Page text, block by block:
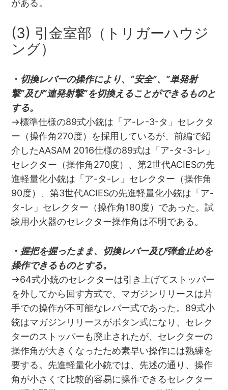
がある。
(3) 引金室部（トリガーハウジ
ング）
・ 切換レバーの操作により、”安全”、”単発射
撃”及び”連発射撃”を切換えることができるものと
する。
→標準仕様の89式小銃は「ア-レ-3-タ」セレクタ
ー（操作角270度）を採用しているが、前編で紹
介したAASAM 2016仕様の89式は「ア-タ-3-レ」
セレクター（操作角270度）、第2世代ACIESの先
進軽量化小銃は「ア-タ-レ」セレクター（操作角
90度）、第3世代ACIESの先進軽量化小銃は「ア-
タ-レ」セレクター（操作角180度）であった。試
験用小火器のセレクター操作角は不明である。
・ 握把を握ったまま、切換レバー及び弾倉止めを
操作できるものとする。
→64式小銃のセレクターは引き上げてストッパー
を外してから回す方式で、マガジンリリースは片
手での操作が不可能なレバー式であった。89式小
銃はマガジンリリースがボタン式になり、セレク
ターのストッパーも廃止されたが、セレクターの
操作角が大きくなったため素早い操作には熟練を
要する。先進軽量化小銃では、先述の通り、操作
角が小さくて比較的容易に操作できるセレクター